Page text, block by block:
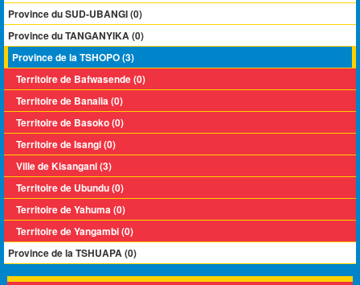
Province du SUD-UBANGI (0)
Province du TANGANYIKA (0)
Province de la TSHOPO (3)
Territoire de Bafwasende (0)
Territoire de Banalia (0)
Territoire de Basoko (0)
Territoire de Isangi (0)
Ville de Kisangani (3)
Territoire de Ubundu (0)
Territoire de Yahuma (0)
Territoire de Yangambi (0)
Province de la TSHUAPA (0)